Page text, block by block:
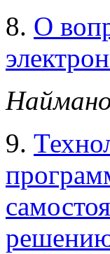
8. О
9.
решению